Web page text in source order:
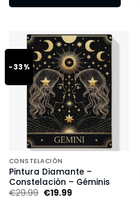
-33%
CONSTELACIÓN
Pintura Diamante –
Constelación – Géminis
€29.99 €19.99